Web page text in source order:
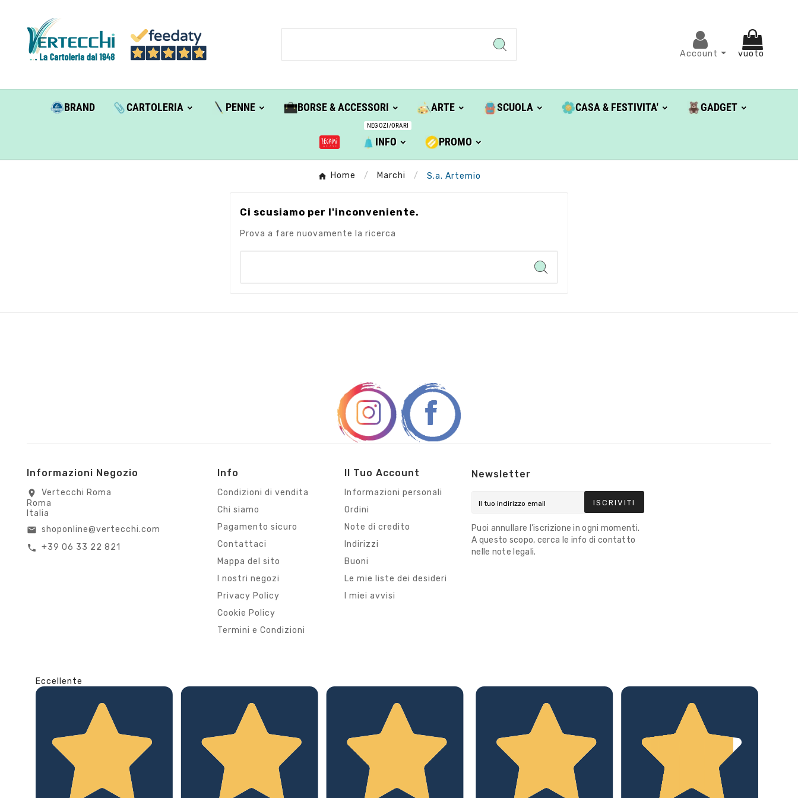
Account vuoto
BRAND CARTOLERIA PENNE BORSE & ACCESSORI ARTE SCUOLA CASA & FESTIVITA' GADGET
INFO
NEGOZI/ORARI
PROMO
Home Marchi S.a. Artemio
Ci scusiamo per l'inconveniente.
Prova a fare nuovamente la ricerca
Informazioni Negozio
location_on
Vertecchi Roma
Roma
Italia
email shoponline@vertecchi.com
call +39 06 33 22 821
Info
Condizioni di vendita
Chi siamo
Pagamento sicuro
Contattaci
Mappa del sito
I nostri negozi
Privacy Policy
Cookie Policy
Termini e Condizioni
Il Tuo Account
Informazioni personali
Ordini
Note di credito
Indirizzi
Buoni
Le mie liste dei desideri
I miei avvisi
Newsletter
ISCRIVITI
Puoi annullare l'iscrizione in ogni momenti.
A questo scopo, cerca le info di contatto
nelle note legali.
Eccellente